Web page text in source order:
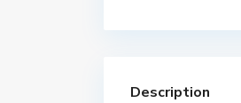
Description